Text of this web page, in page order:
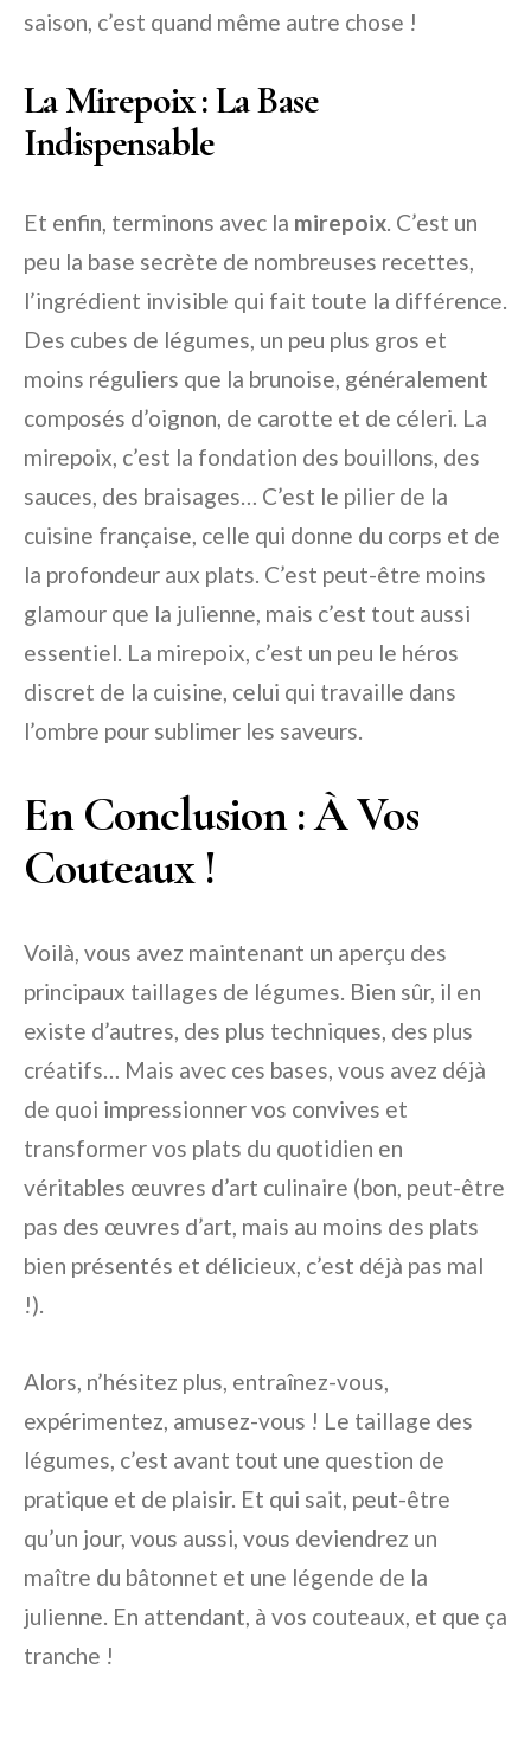
saison, c’est quand même autre chose !
La Mirepoix : La Base
Indispensable
Et enfin, terminons avec la mirepoix. C’est un
peu la base secrète de nombreuses recettes,
l’ingrédient invisible qui fait toute la différence.
Des cubes de légumes, un peu plus gros et
moins réguliers que la brunoise, généralement
composés d’oignon, de carotte et de céleri. La
mirepoix, c’est la fondation des bouillons, des
sauces, des braisages… C’est le pilier de la
cuisine française, celle qui donne du corps et de
la profondeur aux plats. C’est peut-être moins
glamour que la julienne, mais c’est tout aussi
essentiel. La mirepoix, c’est un peu le héros
discret de la cuisine, celui qui travaille dans
l’ombre pour sublimer les saveurs.
En Conclusion : À Vos
Couteaux !
Voilà, vous avez maintenant un aperçu des
principaux taillages de légumes. Bien sûr, il en
existe d’autres, des plus techniques, des plus
créatifs… Mais avec ces bases, vous avez déjà
de quoi impressionner vos convives et
transformer vos plats du quotidien en
véritables œuvres d’art culinaire (bon, peut-être
pas des œuvres d’art, mais au moins des plats
bien présentés et délicieux, c’est déjà pas mal
!).
Alors, n’hésitez plus, entraînez-vous,
expérimentez, amusez-vous ! Le taillage des
légumes, c’est avant tout une question de
pratique et de plaisir. Et qui sait, peut-être
qu’un jour, vous aussi, vous deviendrez un
maître du bâtonnet et une légende de la
julienne. En attendant, à vos couteaux, et que ça
tranche !